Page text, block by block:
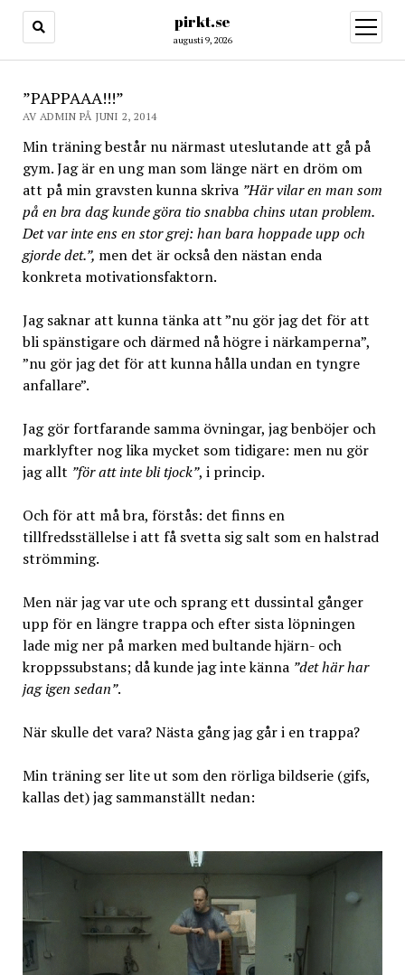
pirkt.se
augusti 9, 2026
öppna
meny
”PAPPAAA!!!”
AV ADMIN PÅ JUNI 2, 2014
Min träning består nu närmast uteslutande att gå på
gym. Jag är en ung man som länge närt en dröm om
att på min gravsten kunna skriva ”Här vilar en man som
på en bra dag kunde göra tio snabba chins utan problem.
Det var inte ens en stor grej: han bara hoppade upp och
gjorde det.”, men det är också den nästan enda
konkreta motivationsfaktorn.
Jag saknar att kunna tänka att ”nu gör jag det för att
bli spänstigare och därmed nå högre i närkamperna”,
”nu gör jag det för att kunna hålla undan en tyngre
anfallare”.
Jag gör fortfarande samma övningar, jag benböjer och
marklyfter nog lika mycket som tidigare: men nu gör
jag allt ”för att inte bli tjock”, i princip.
Och för att må bra, förstås: det finns en
tillfredsställelse i att få svetta sig salt som en halstrad
strömming.
Men när jag var ute och sprang ett dussintal gånger
upp för en längre trappa och efter sista löpningen
lade mig ner på marken med bultande hjärn- och
kroppssubstans; då kunde jag inte känna ”det här har
jag igen sedan”.
När skulle det vara? Nästa gång jag går i en trappa?
Min träning ser lite ut som den rörliga bildserie (gifs,
kallas det) jag sammanställt nedan: